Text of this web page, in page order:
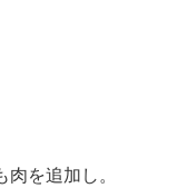
を追加し。